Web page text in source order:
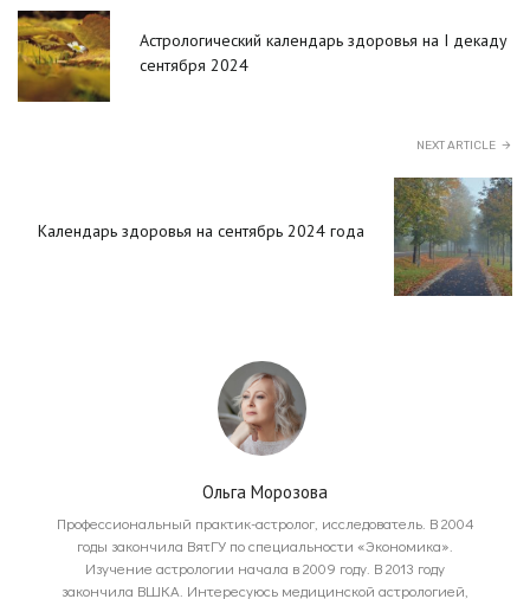
Астрологический календарь здоровья на I декаду
сентября 2024
NEXT ARTICLE
Календарь здоровья на сентябрь 2024 года
Ольга Морозова
Профессиональный практик-астролог, исследователь. В 2004
годы закончила ВятГУ по специальности «Экономика».
Изучение астрологии начала в 2009 году. В 2013 году
закончила ВШКА. Интересуюсь медицинской астрологией,